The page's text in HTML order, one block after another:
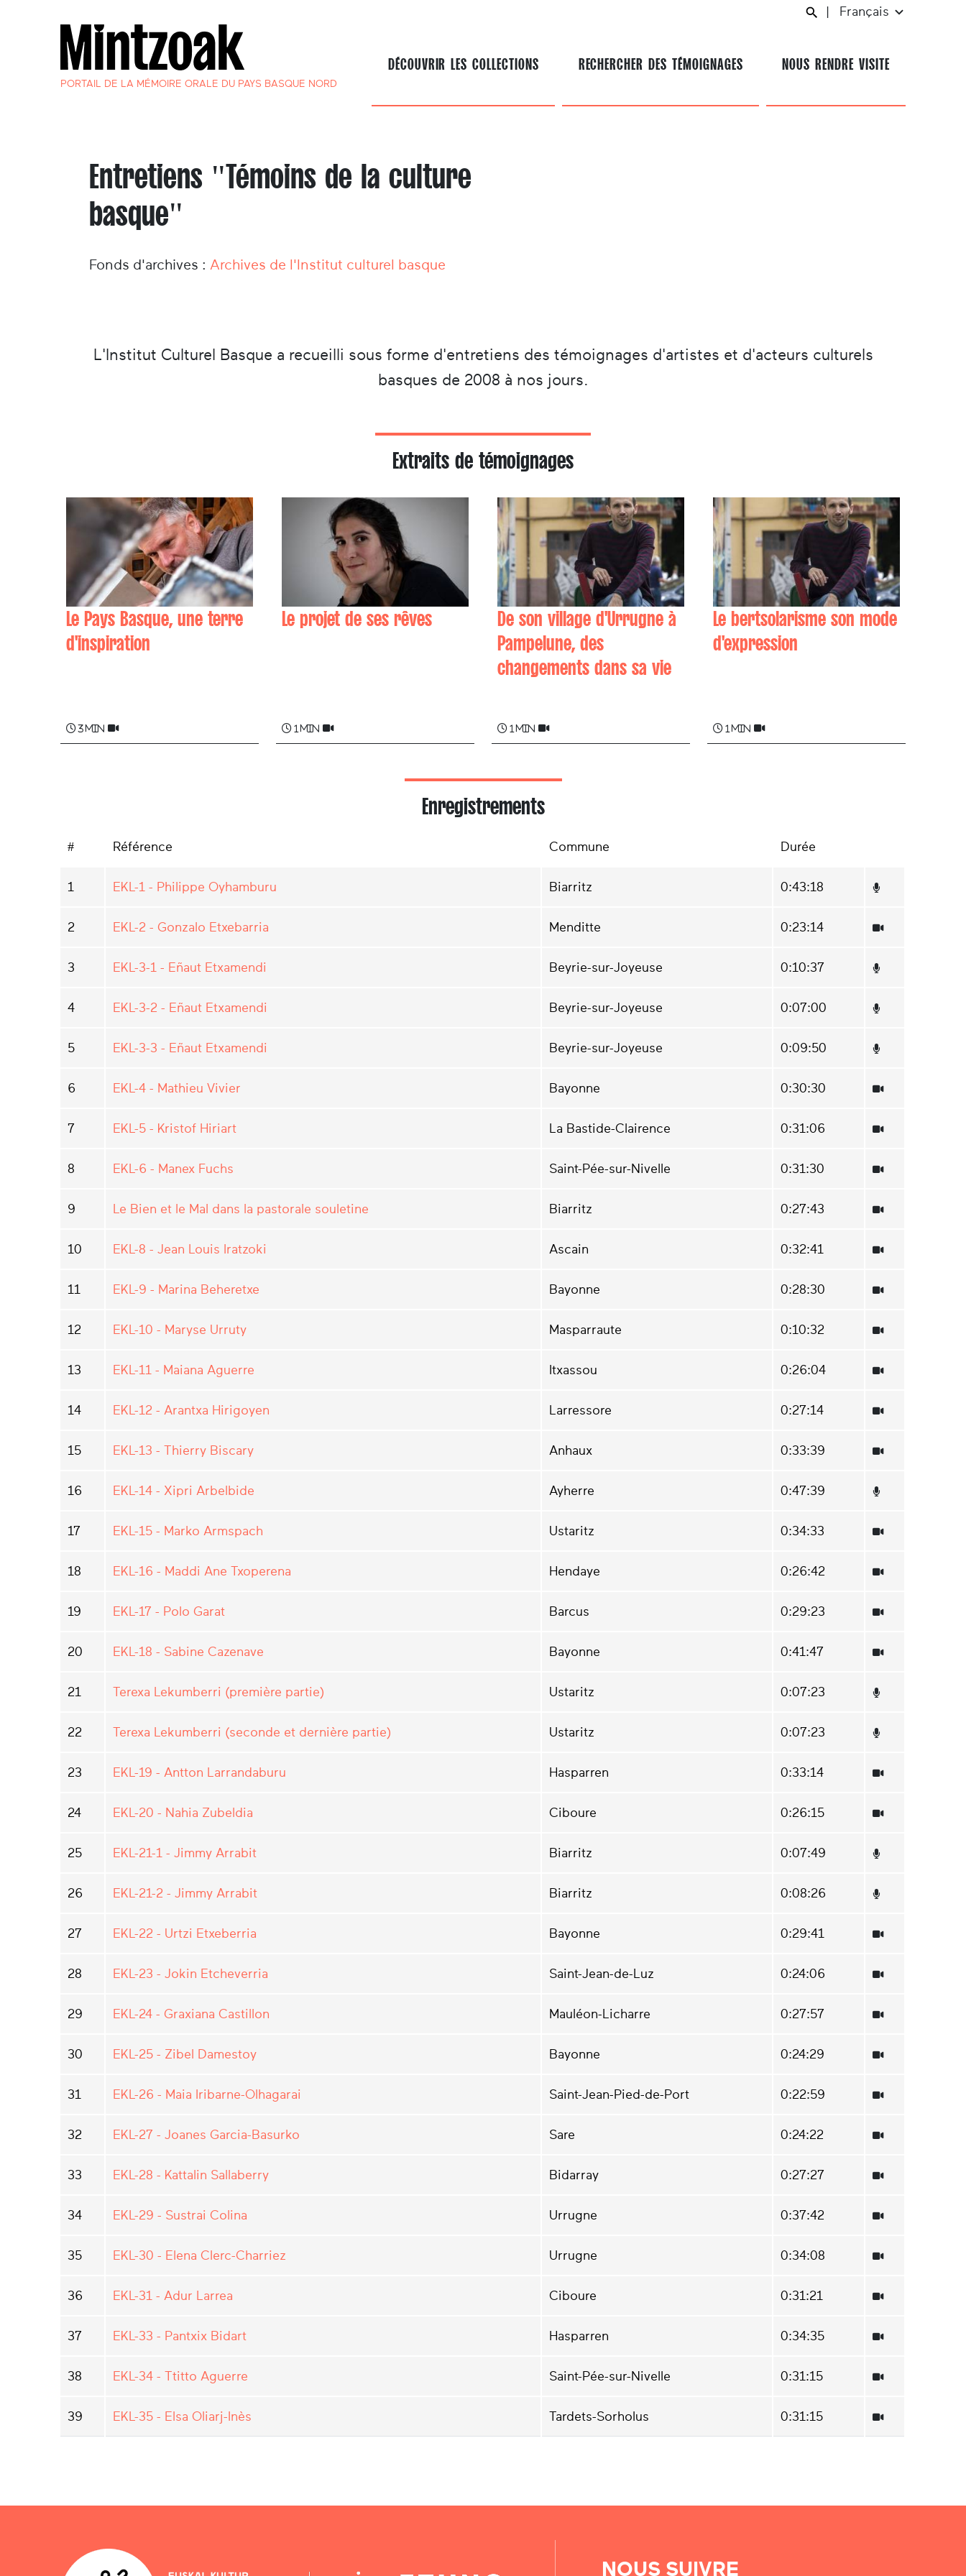
PORTAIL DE LA MÉMOIRE ORALE DU PAYS BASQUE NORD
Français
DÉCOUVRIR LES COLLECTIONS RECHERCHER DES TÉMOIGNAGES NOUS RENDRE VISITE
Entretiens "Témoins de la culture
basque"
Fonds d'archives : Archives de l'Institut culturel basque
L'Institut Culturel Basque a recueilli sous forme d'entretiens des témoignages d'artistes et d'acteurs culturels
basques de 2008 à nos jours.
Extraits de témoignages
Le Pays Basque, une terre
d'inspiration
3 min
Le projet de ses rêves
1 min
De son village d'Urrugne à
Pampelune, des
changements dans sa vie
1 min
Le bertsolarisme son mode
d'expression
1 min
Enregistrements
# Référence Commune Durée
1 EKL-1 - Philippe Oyhamburu Biarritz 0:43:18
2 EKL-2 - Gonzalo Etxebarria Menditte 0:23:14
3 EKL-3-1 - Eñaut Etxamendi Beyrie-sur-Joyeuse 0:10:37
4 EKL-3-2 - Eñaut Etxamendi Beyrie-sur-Joyeuse 0:07:00
5 EKL-3-3 - Eñaut Etxamendi Beyrie-sur-Joyeuse 0:09:50
6 EKL-4 - Mathieu Vivier Bayonne 0:30:30
7 EKL-5 - Kristof Hiriart La Bastide-Clairence 0:31:06
8 EKL-6 - Manex Fuchs Saint-Pée-sur-Nivelle 0:31:30
9 Le Bien et le Mal dans la pastorale souletine Biarritz 0:27:43
10 EKL-8 - Jean Louis Iratzoki Ascain 0:32:41
11 EKL-9 - Marina Beheretxe Bayonne 0:28:30
12 EKL-10 - Maryse Urruty Masparraute 0:10:32
13 EKL-11 - Maiana Aguerre Itxassou 0:26:04
14 EKL-12 - Arantxa Hirigoyen Larressore 0:27:14
15 EKL-13 - Thierry Biscary Anhaux 0:33:39
16 EKL-14 - Xipri Arbelbide Ayherre 0:47:39
17 EKL-15 - Marko Armspach Ustaritz 0:34:33
18 EKL-16 - Maddi Ane Txoperena Hendaye 0:26:42
19 EKL-17 - Polo Garat Barcus 0:29:23
20 EKL-18 - Sabine Cazenave Bayonne 0:41:47
21 Terexa Lekumberri (première partie) Ustaritz 0:07:23
22 Terexa Lekumberri (seconde et dernière partie) Ustaritz 0:07:23
23 EKL-19 - Antton Larrandaburu Hasparren 0:33:14
24 EKL-20 - Nahia Zubeldia Ciboure 0:26:15
25 EKL-21-1 - Jimmy Arrabit Biarritz 0:07:49
26 EKL-21-2 - Jimmy Arrabit Biarritz 0:08:26
27 EKL-22 - Urtzi Etxeberria Bayonne 0:29:41
28 EKL-23 - Jokin Etcheverria Saint-Jean-de-Luz 0:24:06
29 EKL-24 - Graxiana Castillon Mauléon-Licharre 0:27:57
30 EKL-25 - Zibel Damestoy Bayonne 0:24:29
31 EKL-26 - Maia Iribarne-Olhagarai Saint-Jean-Pied-de-Port 0:22:59
32 EKL-27 - Joanes Garcia-Basurko Sare 0:24:22
33 EKL-28 - Kattalin Sallaberry Bidarray 0:27:27
34 EKL-29 - Sustrai Colina Urrugne 0:37:42
35 EKL-30 - Elena Clerc-Charriez Urrugne 0:34:08
36 EKL-31 - Adur Larrea Ciboure 0:31:21
37 EKL-33 - Pantxix Bidart Hasparren 0:34:35
38 EKL-34 - Ttitto Aguerre Saint-Pée-sur-Nivelle 0:31:15
39 EKL-35 - Elsa Oliarj-Inès Tardets-Sorholus 0:31:15
NOUS SUIVRE